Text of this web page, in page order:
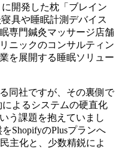
開発した枕「ブレイン
具や睡眠計測デバイス
専門鍼灸マッサージ店舗
ニックのコンサルティン
を展開する睡眠ソリュー
同社ですが、その裏側で
よるシステムの硬直化
う課題を抱えていまし
ShopifyのPlusプランへ
主化と、少数精鋭によ